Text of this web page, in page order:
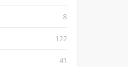
8
122
41